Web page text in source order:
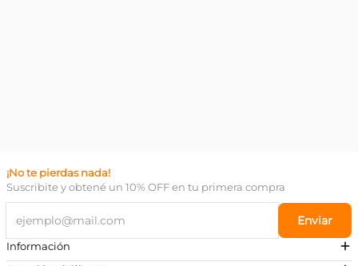
¡No te pierdas nada!
Suscribite y obtené un 10% OFF en tu primera compra
Enviar
Información